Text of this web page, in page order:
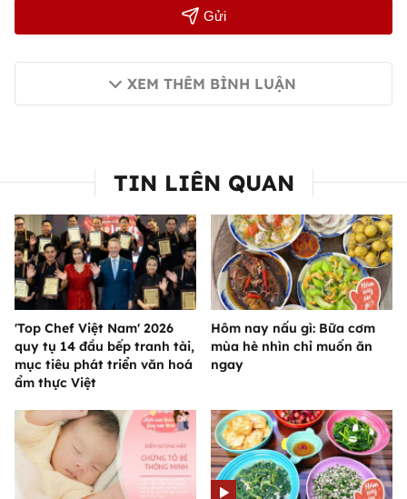
Gửi
XEM THÊM BÌNH LUẬN
TIN LIÊN QUAN
'Top Chef Việt Nam' 2026
quy tụ 14 đầu bếp tranh tài,
mục tiêu phát triển văn hoá
ẩm thực Việt
Hôm nay nấu gì: Bữa cơm
mùa hè nhìn chỉ muốn ăn
ngay